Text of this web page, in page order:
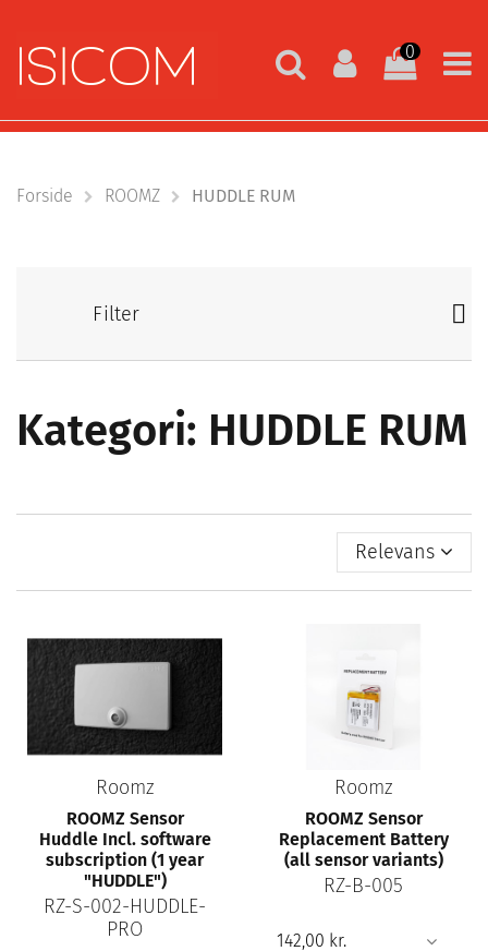
0
Forside ROOMZ HUDDLE RUM
Kategori: HUDDLE RUM
Relevans
Roomz
ROOMZ Sensor
Huddle Incl. software
subscription (1 year
"HUDDLE")
RZ-S-002-HUDDLE-
PRO
Roomz
ROOMZ Sensor
Replacement Battery
(all sensor variants)
RZ-B-005
Filter